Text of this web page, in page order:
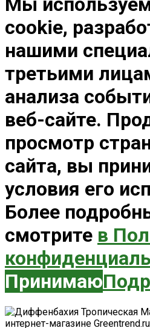
cookie,
нашими
третьими
анализа
веб-сайте.
просмотр
сайта, вы
условия его
Более
смотрите в
Принимаю